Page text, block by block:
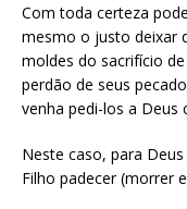
Com toda certeza
mesmo o justo deixar
moldes do sacrifício
perdão de seus
venha pedi-los a Deus
Neste caso, para
Filho padecer (morrer